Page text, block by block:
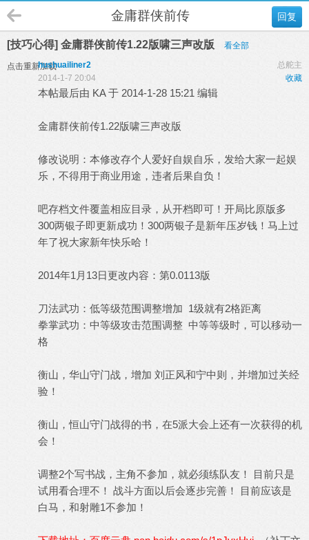
回复
金庸群侠前传
[技巧心得] 金庸群侠前传1.22版啸三声改版 看全部
点击重新加载 总舵主
hushuailiner2
收藏
2014-1-7 20:04
本帖最后由 KA 于 2014-1-28 15:21 编辑
金庸群侠前传1.22版啸三声改版
修改说明：本修改存个人爱好自娱自乐，发给大家一起娱
乐，不得用于商业用途，违者后果自负！
吧存档文件覆盖相应目录，从开档即可！开局比原版多
300两银子即更新成功！300两银子是新年压岁钱！马上过
年了祝大家新年快乐哈！
2014年1月13日更改内容：第0.0113版
刀法武功：低等级范围调整增加 1级就有2格距离
拳掌武功：中等级攻击范围调整 中等等级时，可以移动一
格
衡山，华山守门战，增加 刘正风和宁中则，并增加过关经
验！
衡山，恒山守门战得的书，在5派大会上还有一次获得的机
会！
调整2个写书战，主角不参加，就必须练队友！ 目前只是
试用看合理不！ 战斗方面以后会逐步完善！ 目前应该是
白马，和射雕1不参加！